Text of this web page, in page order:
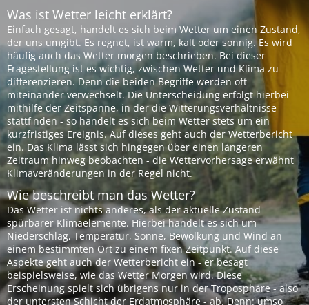
Was ist Wetter leicht erklärt?
Einfach gesagt, handelt es sich beim Wetter um einen Zustand,
der uns umgibt. Es regnet, ist warm, kalt oder sonnig. Es wird
häufig auch das Wetter morgen beschrieben. Bei dieser
Fragestellung ist es wichtig, zwischen Wetter und Klima zu
differenzieren. Denn die beiden Begriffe werden oft
miteinander verwechselt. Die Unterscheidung erfolgt hierbei
mithilfe der Zeitspanne, in der die Witterungsverhältnisse
stattfinden - so handelt es sich beim Wetter stets um ein
kurzfristiges Ereignis. Auf dieses geht auch der Wetterbericht
ein. Das Klima lässt sich hingegen über einen längeren
Zeitraum hinweg beobachten - die Wettervorhersage erwähnt
Klimaveränderungen in der Regel nicht.
Wie beschreibt man das Wetter?
Das Wetter ist nichts anderes, als der aktuelle Zustand
spürbarer Klimaelemente. Hierbei handelt es sich um
Niederschlag, Temperatur, Sonne, Bewölkung und Wind an
einem bestimmten Ort zu einem fixen Zeitpunkt. Auf diese
Aspekte geht auch der Wetterbericht ein - er besagt
beispielsweise, wie das Wetter Morgen wird. Diese
Erscheinung spielt sich übrigens nur in der Troposphäre - also
der untersten Schicht der Erdatmosphäre - ab. Denn: umso